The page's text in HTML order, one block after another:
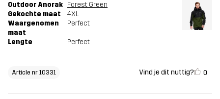
Outdoor Anorak Forest Green
Gekochte maat
4XL
Waargenomen
maat
Perfect
Lengte Perfect
Article nr 10331 Vind je dit nuttig? 0